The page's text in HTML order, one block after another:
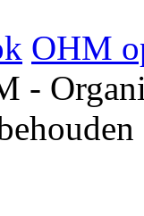
OHM
-